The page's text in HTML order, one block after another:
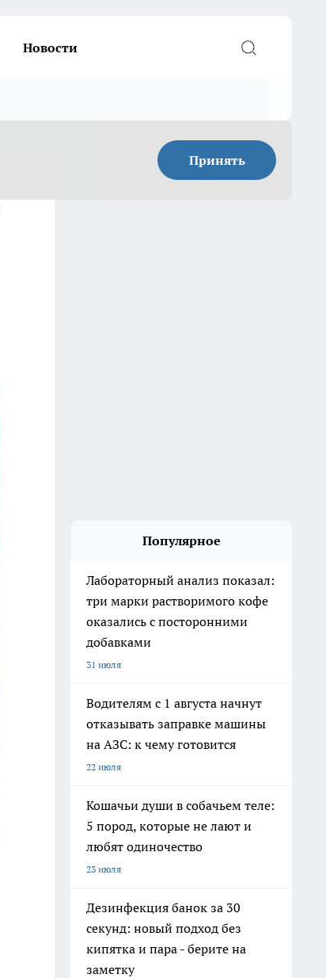
Новости
Принять
Популярное
Лабораторный анализ показал:
три марки растворимого кофе
оказались с посторонними
добавками
31 июля
Водителям с 1 августа начнут
отказывать заправке машины
на АЗС: к чему готовится
22 июля
Кошачьи души в собачьем теле:
5 пород, которые не лают и
любят одиночество
23 июля
Дезинфекция банок за 30
секунд: новый подход без
кипятка и пара - берите на
заметку